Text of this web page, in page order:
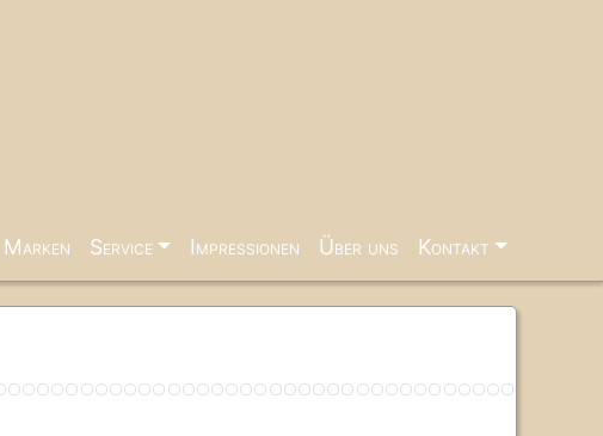
Marken Service Impressionen Über uns Kontakt